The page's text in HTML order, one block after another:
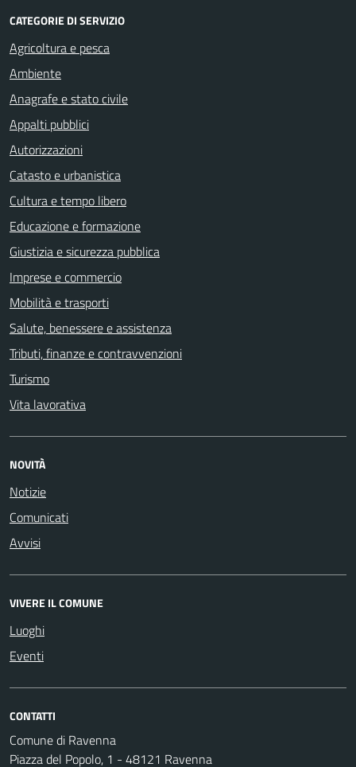
CATEGORIE DI SERVIZIO
Agricoltura e pesca
Ambiente
Anagrafe e stato civile
Appalti pubblici
Autorizzazioni
Catasto e urbanistica
Cultura e tempo libero
Educazione e formazione
Giustizia e sicurezza pubblica
Imprese e commercio
Mobilità e trasporti
Salute, benessere e assistenza
Tributi, finanze e contravvenzioni
Turismo
Vita lavorativa
NOVITÀ
Notizie
Comunicati
Avvisi
VIVERE IL COMUNE
Luoghi
Eventi
CONTATTI
Comune di Ravenna
Piazza del Popolo, 1 - 48121 Ravenna